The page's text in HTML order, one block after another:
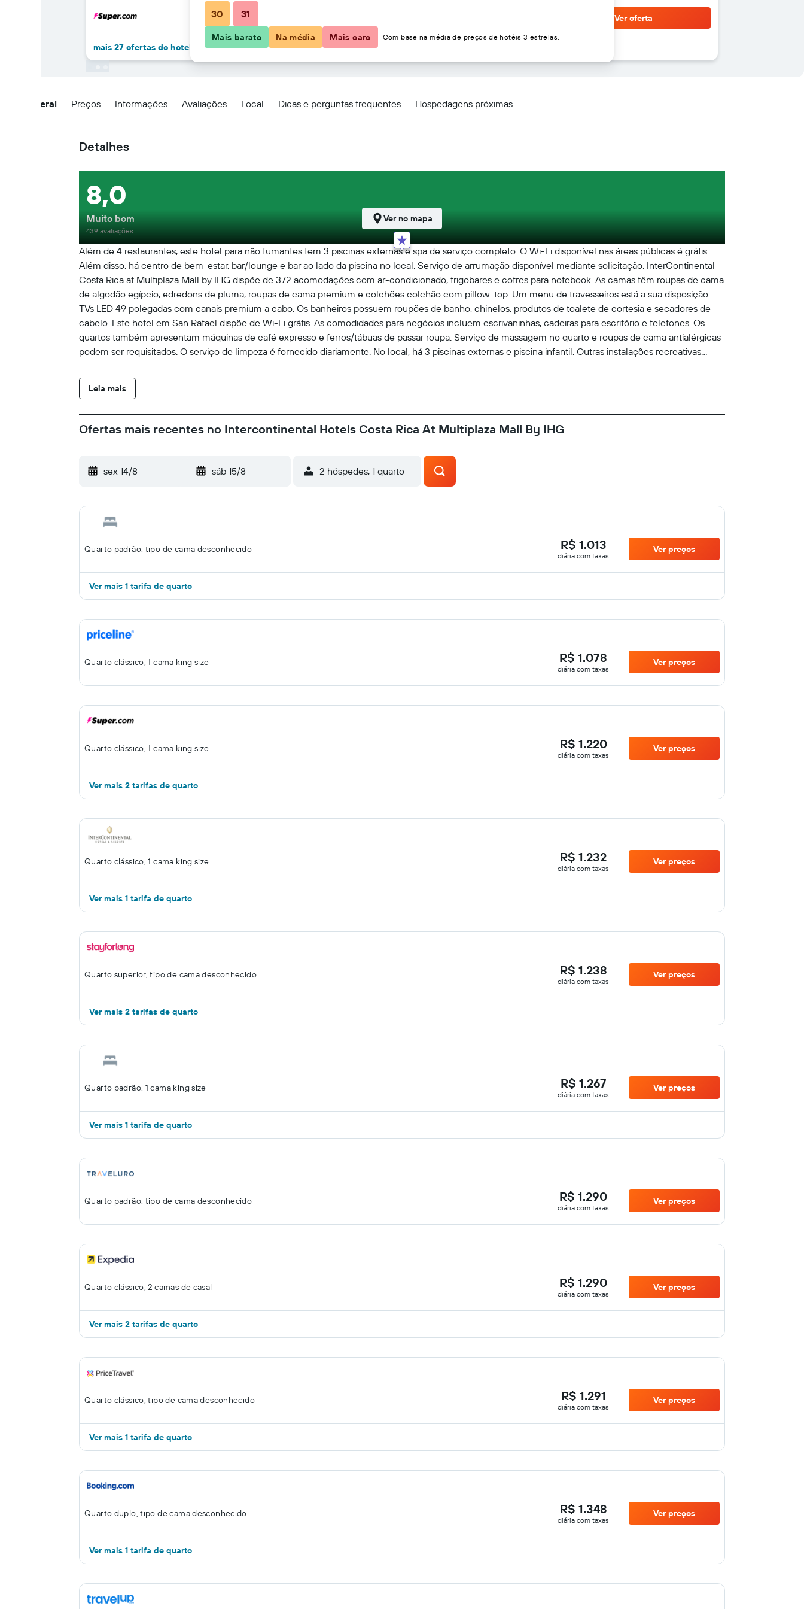
Ver oferta
mais 27 ofertas do hotel Intercontinental Hotels Costa Rica At Multiplaza Mall By IHG
Visão geral Preços Informações Avaliações Local Dicas e perguntas frequentes Hospedagens próximas
Detalhes
Além de 4 restaurantes, este hotel para não fumantes tem 3 piscinas externas e spa de serviço completo. O Wi-Fi disponível nas áreas públicas é grátis.
Além disso, há centro de bem-estar, bar/lounge e bar ao lado da piscina no local. Serviço de arrumação disponível mediante solicitação. InterContinental
Costa Rica at Multiplaza Mall by IHG dispõe de 372 acomodações com ar-condicionado, frigobares e cofres para notebook. As camas têm roupas de cama
de algodão egípcio, edredons de pluma, roupas de cama premium e colchões colchão com pillow-top. Um menu de travesseiros está a sua disposição.
TVs LED 49 polegadas com canais premium a cabo. Os banheiros possuem roupões de banho, chinelos, produtos de toalete de cortesia e secadores de
cabelo. Este hotel em San Rafael dispõe de Wi-Fi grátis. As comodidades para negócios incluem escrivaninhas, cadeiras para escritório e telefones. Os
quartos também apresentam máquinas de café expresso e ferros/tábuas de passar roupa. Serviço de massagem no quarto e roupas de cama antialérgicas
podem ser requisitados. O serviço de limpeza é fornecido diariamente. No local, há 3 piscinas externas e piscina infantil. Outras instalações recreativas
academia.
Leia mais
8,0
Muito bom
439 avaliações
Ver no mapa
Ofertas mais recentes no Intercontinental Hotels Costa Rica At Multiplaza Mall By IHG
sex 14/8 - sáb 15/8 2 hóspedes, 1 quarto
Quarto padrão, tipo de cama desconhecido R$ 1.013
diária com taxas
Ver preços
Ver mais 1 tarifa de quarto
Quarto clássico, 1 cama king size R$ 1.078
diária com taxas
Ver preços
Quarto clássico, 1 cama king size R$ 1.220
diária com taxas
Ver preços
Ver mais 2 tarifas de quarto
Quarto clássico, 1 cama king size R$ 1.232
diária com taxas
Ver preços
Ver mais 1 tarifa de quarto
Quarto superior, tipo de cama desconhecido R$ 1.238
diária com taxas
Ver preços
Ver mais 2 tarifas de quarto
Quarto padrão, 1 cama king size R$ 1.267
diária com taxas
Ver preços
Ver mais 1 tarifa de quarto
Quarto padrão, tipo de cama desconhecido R$ 1.290
diária com taxas
Ver preços
Quarto clássico, 2 camas de casal R$ 1.290
diária com taxas
Ver preços
Ver mais 2 tarifas de quarto
Quarto clássico, tipo de cama desconhecido R$ 1.291
diária com taxas
Ver preços
Ver mais 1 tarifa de quarto
Quarto duplo, tipo de cama desconhecido R$ 1.348
diária com taxas
Ver preços
Ver mais 1 tarifa de quarto
30 31
Mais barato Na média Mais caro Com base na média de preços de hotéis 3 estrelas.